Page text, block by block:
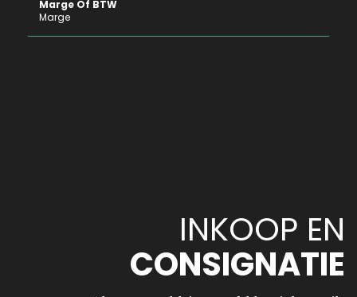
Marge Of BTW
Marge
INKOOP EN
CONSIGNATIE